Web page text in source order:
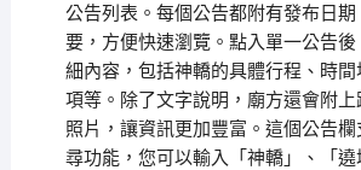
公告列表。每個公告都附有發布日
要，方便快速瀏覽。點入單一公告
細內容，包括神轎的具體行程、時
項等。除了文字說明，廟方還會附上
照片，讓資訊更加豐富。這個公告
尋功能，您可以輸入「神轎」、「